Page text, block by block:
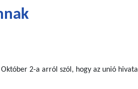
2-a arról szól, hogy az unió